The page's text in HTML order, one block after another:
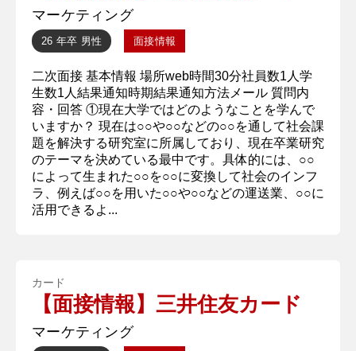
マーケティング
26 年卒 男性 面接情報
二次面接 基本情報 場所web時間30分社員数1人学
生数1人結果通知時期結果通知方法メール 質問内
容・回答 ①現在大学ではどのようなことを学んで
いますか？ 現在は○○や○○などの○○を通して社会課
題を解決する研究室に所属しており、現在卒業研究
のテーマを決めている最中です。具体的には、○○
によって生まれた○○を○○に変換して社会のインフ
ラ、例えば○○を用いた○○や○○などの運送業、○○に
活用できるよ...
カード
【面接情報】三井住友カード
マーケティング